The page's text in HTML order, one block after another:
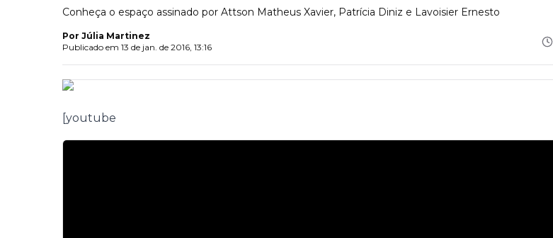
Conheça o espaço assinado por Attson Matheus Xavier, Patrícia Diniz e Lavoisier Ernesto
Por Júlia Martinez
Publicado em 13 de jan. de 2016, 13:16
[youtube